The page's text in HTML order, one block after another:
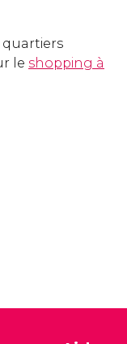
quartiers
le shopping à